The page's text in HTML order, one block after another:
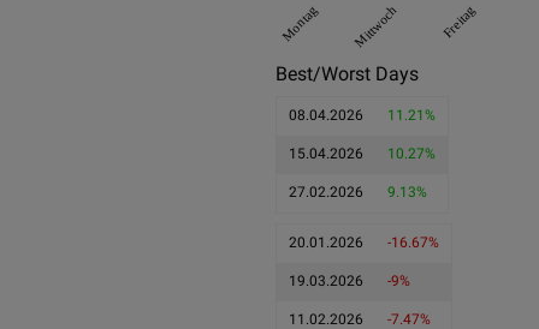
Montag Mittwoch Freitag
Best/Worst Days
08.04.2026 11.21%
15.04.2026 10.27%
27.02.2026 9.13%
20.01.2026 -16.67%
19.03.2026 -9%
11.02.2026 -7.47%